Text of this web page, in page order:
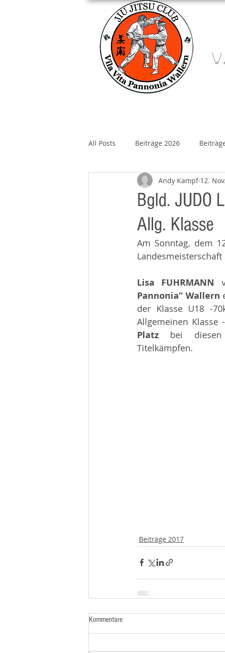
All Posts Beiträge 2026
Beiträge 2020 Beiträge 2019
Beiträge 2014 Infos
Bgld. JUDO
Allg. Klasse
Andy Kampf 12.
Am Sonntag, dem
Lisa FUHRMANN
Pannonia“ Wallern
der Klasse U18 -
Allgemeinen Klasse
Platz bei diesen
Titelkämpfen.
Beiträge 2017
Kommentare